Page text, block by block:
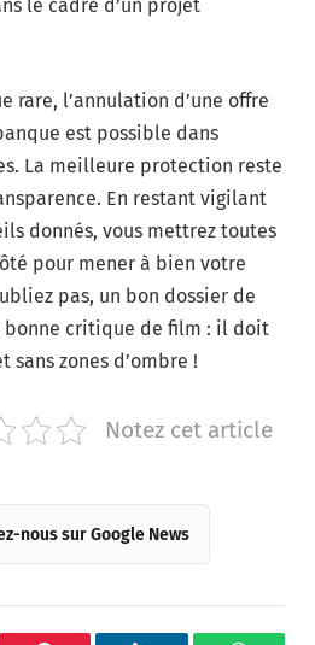
le cadre d’un projet
rare, l’annulation d’une offre
est possible dans
La meilleure protection reste
En restant vigilant
donnés, vous mettrez toutes
pour mener à bien votre
pas, un bon dossier de
bonne critique de film : il doit
zones d’ombre !
Notez cet article
nous sur Google News